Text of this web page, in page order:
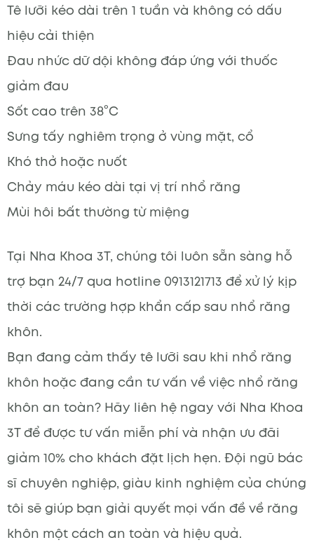
Tê lưỡi kéo dài trên 1 tuần và không có dấu
hiệu cải thiện
Đau nhức dữ dội không đáp ứng với thuốc
giảm đau
Sốt cao trên 38°C
Sưng tấy nghiêm trọng ở vùng mặt, cổ
Khó thở hoặc nuốt
Chảy máu kéo dài tại vị trí nhổ răng
Mùi hôi bất thường từ miệng
Tại Nha Khoa 3T, chúng tôi luôn sẵn sàng hỗ
trợ bạn 24/7 qua hotline 0913121713 để xử lý kịp
thời các trường hợp khẩn cấp sau nhổ răng
khôn.
Bạn đang cảm thấy tê lưỡi sau khi nhổ răng
khôn hoặc đang cần tư vấn về việc nhổ răng
khôn an toàn? Hãy liên hệ ngay với Nha Khoa
3T để được tư vấn miễn phí và nhận ưu đãi
giảm 10% cho khách đặt lịch hẹn. Đội ngũ bác
sĩ chuyên nghiệp, giàu kinh nghiệm của chúng
tôi sẽ giúp bạn giải quyết mọi vấn đề về răng
khôn một cách an toàn và hiệu quả.